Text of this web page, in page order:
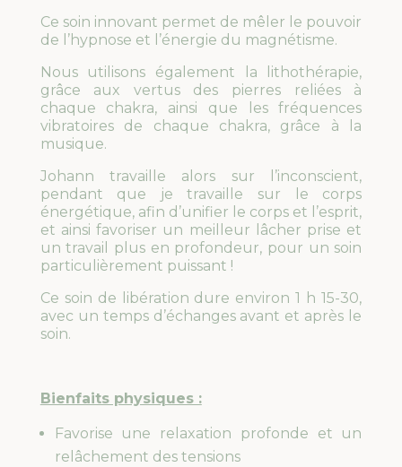
Ce soin innovant permet de mêler le pouvoir
de l’hypnose et l’énergie du magnétisme.
Nous utilisons également la lithothérapie,
grâce aux vertus des pierres reliées à
chaque chakra, ainsi que les fréquences
vibratoires de chaque chakra, grâce à la
musique.
Johann travaille alors sur l’inconscient,
pendant que je travaille sur le corps
énergétique, afin d’unifier le corps et l’esprit,
et ainsi favoriser un meilleur lâcher prise et
un travail plus en profondeur, pour un soin
particulièrement puissant !
Ce soin de libération dure environ 1 h 15-30,
avec un temps d’échanges avant et après le
soin.
Bienfaits physiques :
Favorise une relaxation profonde et un
relâchement des tensions